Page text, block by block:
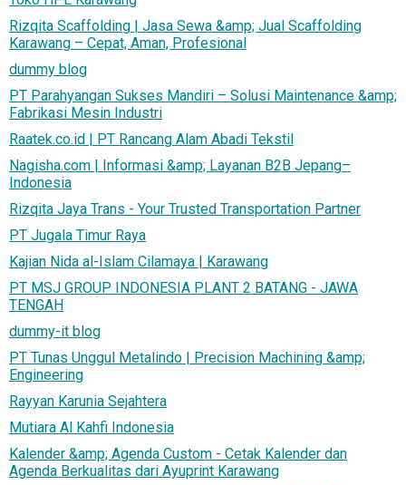
Rizqita Scaffolding | Jasa Sewa &amp; Jual Scaffolding
Karawang – Cepat, Aman, Profesional
dummy blog
PT Parahyangan Sukses Mandiri – Solusi Maintenance &amp;
Fabrikasi Mesin Industri
Raatek.co.id | PT Rancang Alam Abadi Tekstil
Nagisha.com | Informasi &amp; Layanan B2B Jepang–
Indonesia
Rizqita Jaya Trans - Your Trusted Transportation Partner
PT Jugala Timur Raya
Kajian Nida al-Islam Cilamaya | Karawang
PT MSJ GROUP INDONESIA PLANT 2 BATANG - JAWA
TENGAH
dummy-it blog
PT Tunas Unggul Metalindo | Precision Machining &amp;
Engineering
Rayyan Karunia Sejahtera
Mutiara Al Kahfi Indonesia
Kalender &amp; Agenda Custom - Cetak Kalender dan
Agenda Berkualitas dari Ayuprint Karawang